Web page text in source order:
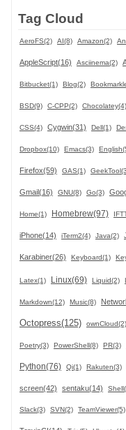
Tag Cloud
AeroFS(2) AI(8) Amazon(2)
AppleScript(16) Asciinema(2)
Bitbucket(1) Blog(2)
BSD(9) C-CPP(2) Chocolatey(4)
CSS(4) Cygwin(31) Dell(1)
Dropbox(10) Emacs(3)
Firefox(59) GAS(1)
Gmail(16) GNU(8) Go(3)
Home(1) Homebrew(97)
iPhone(14) iTerm2(4) Java(2)
Karabiner(26) Keyboard(1)
Latex(1) Linux(69) Liquid(2)
Markdown(12) Music(8)
Octopress(125) ownCloud(2)
Poetry(3) PowerShell(8) PR(3)
Python(76) Qi(1) Rakuten(3)
screen(42) sentaku(14)
Slack(3) SVN(2) TeamViewer(5)